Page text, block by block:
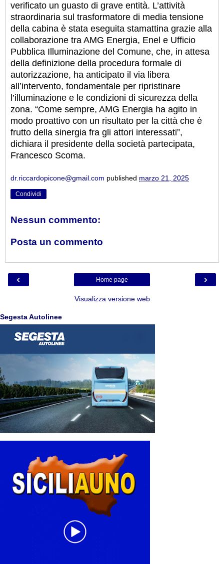
verificato un guasto di grave entità. L’attività
straordinaria sul trasformatore di media tensione
della cabina è stata eseguita stamattina grazie alla
collaborazione tra AMG Energia, Enel e Ufficio
Pubblica Illuminazione del Comune, che, in attesa
della definizione della procedura formale di
autorizzazione, ha anticipato il via libera
all’intervento, fondamentale per ripristinare
l’illuminazione e le condizioni di sicurezza della
zona. “Come sempre, AMG Energia ha agito in
modo proattivo con un risultato per la città che è
frutto della sinergia fra gli attori interessati”,
dichiara il presidente della società partecipata,
Francesco Scoma.
dr.riccardopicone@gmail.com published marzo 21, 2025
Condividi
Nessun commento:
Posta un commento
‹ ›
Home page
Visualizza versione web
Segesta Autolinee